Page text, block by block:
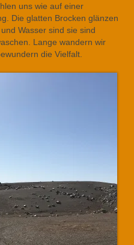
uns wie auf einer
Die glatten Brocken glänzen
Wasser sind sie sind
Lange wandern wir
die Vielfalt.